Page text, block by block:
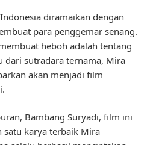
diramaikan dengan
para penggemar senang.
heboh adalah tentang
dari sutradara ternama, Mira
akan menjadi film
Bambang Suryadi, film ini
satu karya terbaik Mira